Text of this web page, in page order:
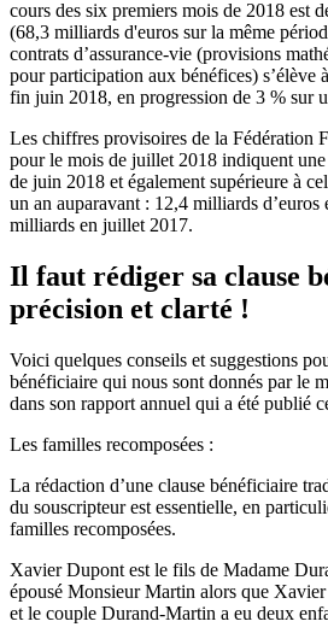
cours des six premiers mois de 2018 est
(68,3 milliards d'euros sur la même
contrats d’assurance-vie (provisions
pour participation aux bénéfices) s’élève
fin juin 2018, en progression de 3 % sur
Les chiffres provisoires de la Fédération
pour le mois de juillet 2018 indiquent
de juin 2018 et également supérieure à
un an auparavant : 12,4 milliards
milliards en juillet 2017.
Il faut rédiger sa clause
précision et clarté !
Voici quelques conseils et suggestions
bénéficiaire qui nous sont donnés par le
dans son rapport annuel qui a été publié
Les familles recomposées :
La rédaction d’une clause bénéficiaire
du souscripteur est essentielle, en
familles recomposées.
Xavier Dupont est le fils de Madame
épousé Monsieur Martin alors que
et le couple Durand-Martin a eu deux